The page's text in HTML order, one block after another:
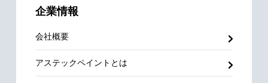
企業情報
会社概要
アステックペイントとは